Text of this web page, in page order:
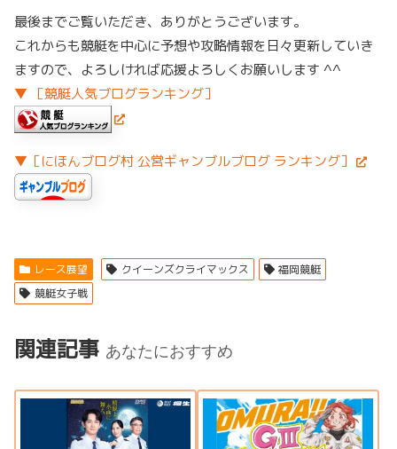
最後までご覧いただき、ありがとうございます。
これからも競艇を中心に予想や攻略情報を日々更新していき
ますので、よろしければ応援よろしくお願いします ^^
▼ ［競艇人気ブログランキング］
▼［にほんブログ村 公営ギャンブルブログ ランキング］
レース展望 クイーンズクライマックス
福岡競艇
競艇女子戦
関連記事 あなたにおすすめ